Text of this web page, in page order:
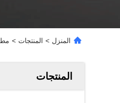
المنزل > المنتجات >
المنتجات